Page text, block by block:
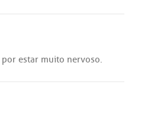
por estar muito nervoso.